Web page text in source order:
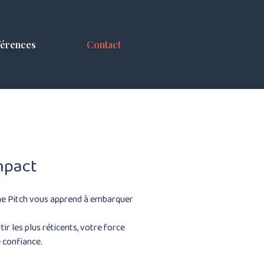
Contact
Pitch vous apprend à embarquer
les plus réticents, votre force